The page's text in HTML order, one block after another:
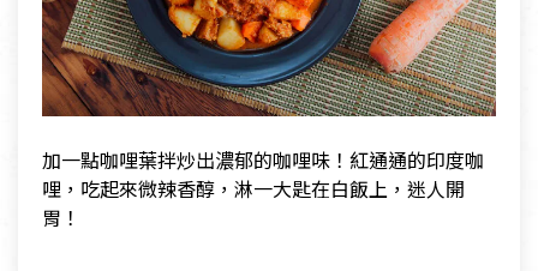
加一點咖哩葉拌炒出濃郁的咖哩味！紅通通的印度咖
哩，吃起來微辣香醇，淋一大匙在白飯上，迷人開
胃！